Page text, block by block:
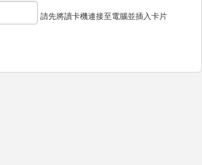
請先將讀卡機連接至電腦並插入卡片